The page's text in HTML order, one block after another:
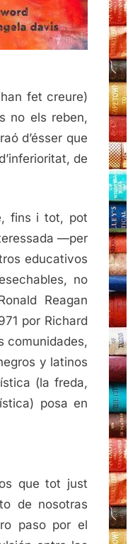
fet creure)
no els reben,
d’ésser que
de
fins i tot, pot
—per
educativos
no
Reagan
por Richard
comunidades,
y latinos
(la freda,
posa en
que tot just
de nosotras
paso por el